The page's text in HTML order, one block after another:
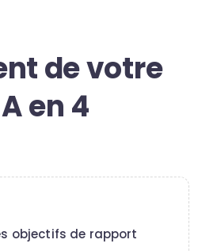
de votre
en 4
objectifs de rapport